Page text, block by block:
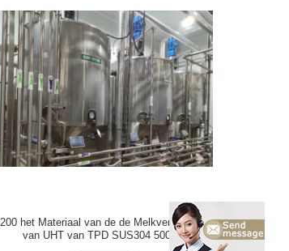
200 het Materiaal van de de Melkverwerking
van UHT van TPD SUS304 500kw